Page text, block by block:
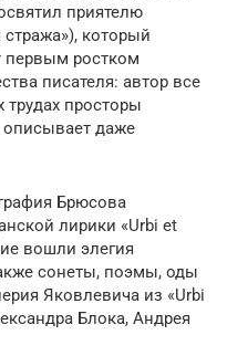
приятелю
стража»), который
первым ростком
писателя: автор все
просторы
описывает даже
Брюсова
лирики «Urbi et
вошли элегия
сонеты, поэмы, оды
Яковлевича из «Urbi
Блока, Андрея